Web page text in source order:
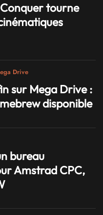
tourne
Drive
sur Mega Drive :
disponible
bureau
Amstrad CPC,